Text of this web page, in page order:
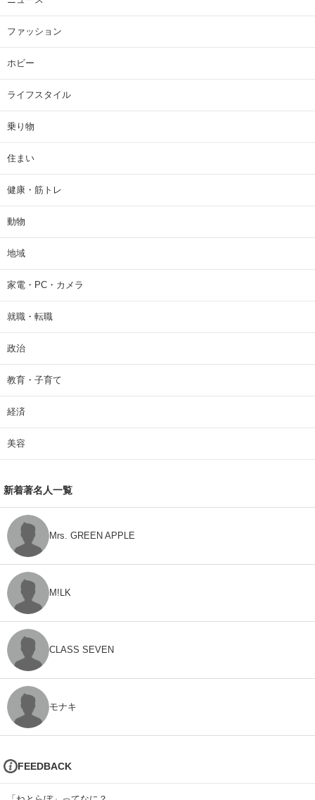
ファッション
ホビー
ライフスタイル
乗り物
住まい
健康・筋トレ
動物
地域
家電・PC・カメラ
就職・転職
政治
教育・子育て
経済
美容
新着著名人一覧
Mrs. GREEN APPLE
M!LK
CLASS SEVEN
モナキ
FEEDBACK